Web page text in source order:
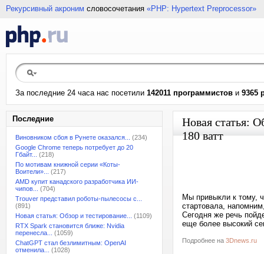
Рекурсивный акроним словосочетания «PHP: Hypertext Preprocessor»
За последние 24 часа нас посетили 142011 программистов и 9365
Последние
Виновником сбоя в Рунете оказался...
(234)
Google Chrome теперь потребует до 20
Гбайт...
(218)
По мотивам книжной серии «Коты-
Воители»...
(217)
AMD купит канадского разработчика ИИ-
чипов...
(704)
Trouver представил роботы-пылесосы с...
(891)
Новая статья: Обзор и тестирование...
(1109)
RTX Spark становится ближе: Nvidia
перенесла...
(1059)
ChatGPT стал безлимитным: OpenAI
отменила...
(1028)
Новая статья:
180 ватт
Мы привыкли к тому,
стартовала,
Сегодня же речь
еще более высокий
Подробнее на 3Dnews.ru